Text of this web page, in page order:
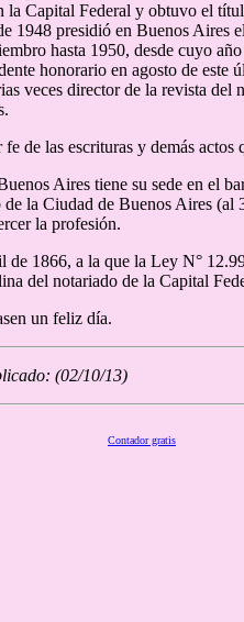
Capital Federal y obtuvo el
1948 presidió en Buenos Aires
hasta 1950, desde cuyo
honorario en agosto de
veces director de la revista del
de las escrituras y demás actos
Aires tiene su sede en el
la Ciudad de Buenos Aires (al
la profesión.
1866, a la que la Ley N°
del notariado de la Capital
un feliz día.
(02/10/13)
Contador gratis